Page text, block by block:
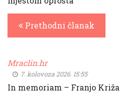
Prethodni članak
Mraclin.hr
7. kolovoza 2026. 15:55
In memoriam – Franjo